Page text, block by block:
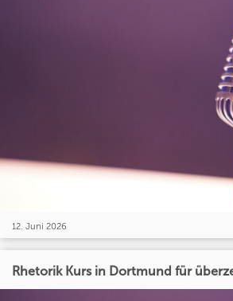
12. Juni 2026
Rhetorik Kurs in Dortmund für